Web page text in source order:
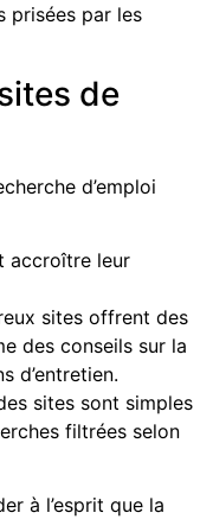
prisées par les
de
d’emploi
accroître leur
sites offrent des
des conseils sur la
d’entretien.
sites sont simples
filtrées selon
à l’esprit que la